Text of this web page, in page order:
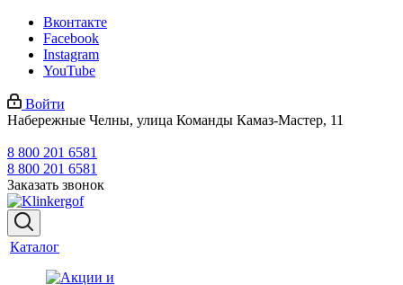
Вконтакте
Facebook
Instagram
YouTube
Войти
Набережные Челны, улица Команды Камаз-Мастер, 11
8 800 201 6581
8 800 201 6581
Заказать звонок
Каталог